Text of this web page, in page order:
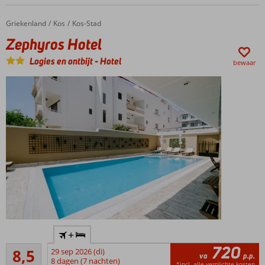
Gelegen
Fokas
All
Inclusive
ook
mogelijk
Home
Griekenland Kos Kos-Stad
Zephyros Hotel
Zephyros Hotel
Logies en ontbijt-Hotel bewaar
Kleinschalig
stadshotel
Op ca.
8,5
Aanrader
19
+
29 sep 2026 (di)
8 dagen (7 nachten)
va 720 p.p.